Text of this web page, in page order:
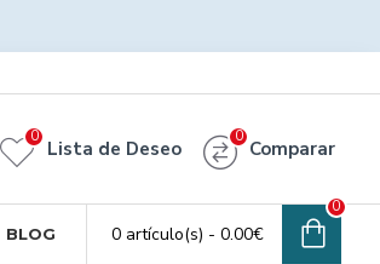
Lista de Deseo
0
Comparar
0
BLOG 0 artículo(s) - 0.00€
0